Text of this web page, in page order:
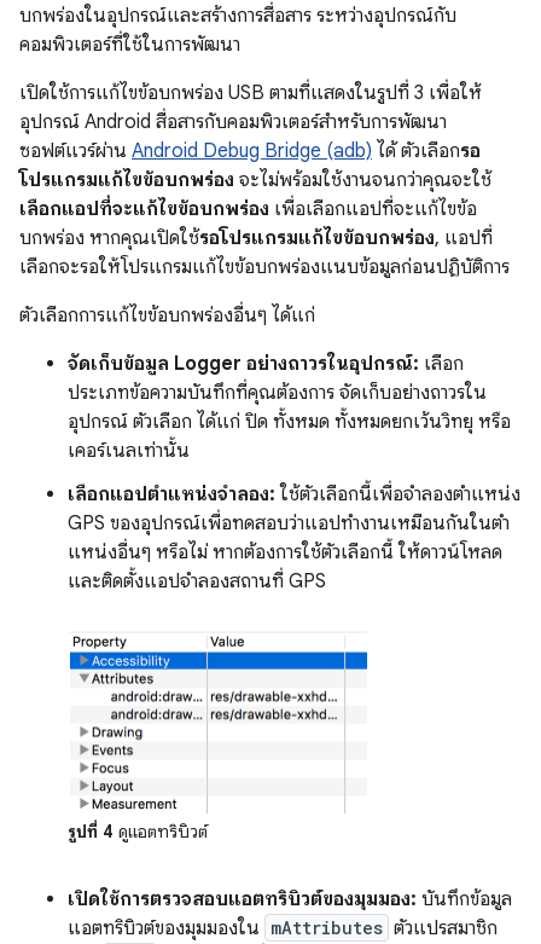
บกพร่องในอุปกรณ์และสร้างการสื่อสาร ระหว่างอุปกรณ์กับ
คอมพิวเตอร์ที่ใช้ในการพัฒนา
เปิดใช้การแก้ไขข้อบกพร่อง USB ตามที่แสดงในรูปที่ 3 เพื่อให้
อุปกรณ์ Android สื่อสารกับคอมพิวเตอร์สำหรับการพัฒนา
ซอฟต์แวร์ผ่าน Android Debug Bridge (adb) ได้ ตัวเลือกรอ
โปรแกรมแก้ไขข้อบกพร่อง จะไม่พร้อมใช้งานจนกว่าคุณจะใช้
เลือกแอปที่จะแก้ไขข้อบกพร่อง เพื่อเลือกแอปที่จะแก้ไขข้อ
บกพร่อง หากคุณเปิดใช้รอโปรแกรมแก้ไขข้อบกพร่อง, แอปที่
เลือกจะรอให้โปรแกรมแก้ไขข้อบกพร่องแนบข้อมูลก่อนปฏิบัติการ
ตัวเลือกการแก้ไขข้อบกพร่องอื่นๆ ได้แก่
จัดเก็บข้อมูล Logger อย่างถาวรในอุปกรณ์: เลือก
ประเภทข้อความบันทึกที่คุณต้องการ จัดเก็บอย่างถาวรใน
อุปกรณ์ ตัวเลือก ได้แก่ ปิด ทั้งหมด ทั้งหมดยกเว้นวิทยุ หรือ
เคอร์เนลเท่านั้น
เลือกแอปตำแหน่งจำลอง: ใช้ตัวเลือกนี้เพื่อจำลองตำแหน่ง
GPS ของอุปกรณ์เพื่อทดสอบว่าแอปทำงานเหมือนกันในตำ
แหน่งอื่นๆ หรือไม่ หากต้องการใช้ตัวเลือกนี้ ให้ดาวน์โหลด
และติดตั้งแอปจำลองสถานที่ GPS
รูปที่ 4 ดูแอตทริบิวต์
เปิดใช้การตรวจสอบแอตทริบิวต์ของมุมมอง: บันทึกข้อมูล
แอตทริบิวต์ของมุมมองใน mAttributes ตัวแปรสมาชิก